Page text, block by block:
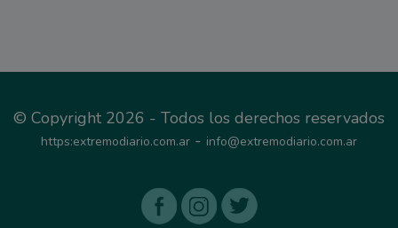
© Copyright 2026 - Todos los derechos reservados
https:extremodiario.com.ar - info@extremodiario.com.ar